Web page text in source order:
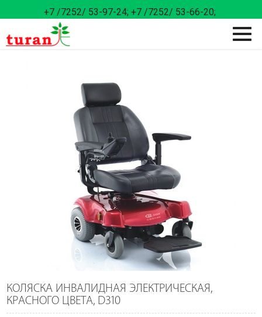
+7 /7252/ 53-97-24; +7 /7252/ 53-66-20;
КОЛЯСКА ИНВАЛИДНАЯ ЭЛЕКТРИЧЕСКАЯ,
КРАСНОГО ЦВЕТА, D310